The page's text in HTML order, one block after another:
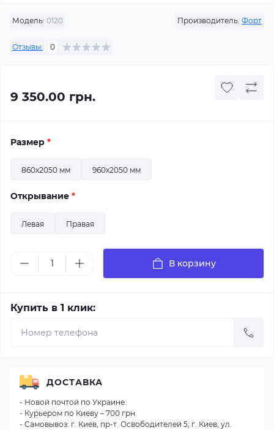
Модель: 0120 Производитель: Форт
Отзывы: 0
9 350.00 грн.
Размер *
860x2050 мм 960x2050 мм
Открывание *
Левая Правая
В корзину
Купить в 1 клик:
ДОСТАВКА
- Новой почтой по Украине.
- Курьером по Киеву – 700 грн.
- Самовывоз: г. Киев, пр-т. Освободителей 5; г. Киев, ул.